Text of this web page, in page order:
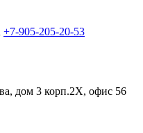
+7-905-205-20-53
дом 3 корп.2X, офис 56